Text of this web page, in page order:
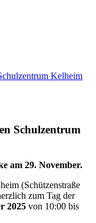
Kelheim
Schulzentrum
am 29. November.
(Schützenstraße
zum Tag der
2025 von 10:00 bis